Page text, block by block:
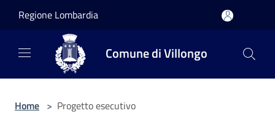
Regione Lombardia
Comune di Villongo
Home > Progetto esecutivo